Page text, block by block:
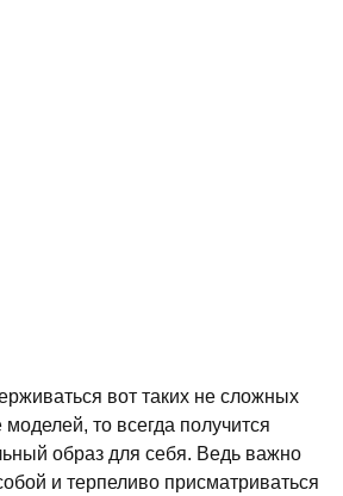
вот таких не сложных
то всегда получится
образ для себя. Ведь важно
и терпеливо присматриваться